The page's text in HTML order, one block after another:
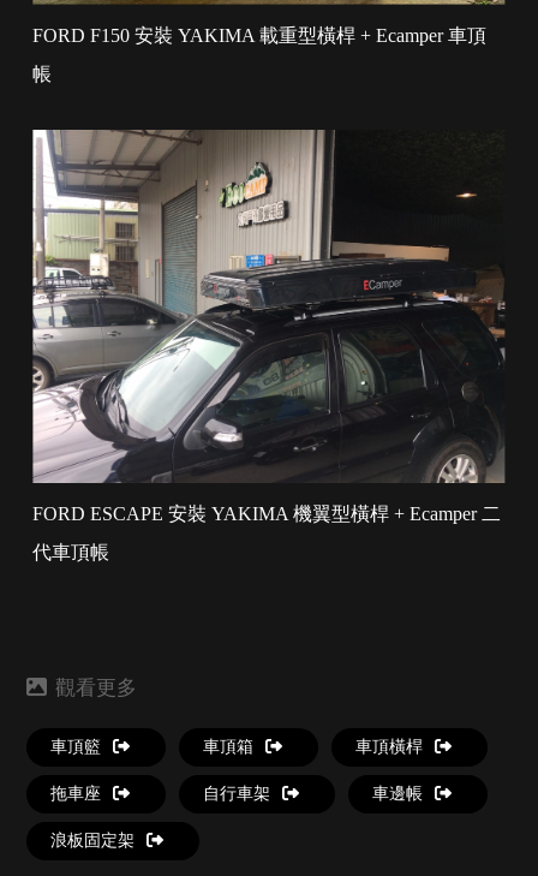
FORD F150 安裝 YAKIMA 載重型橫桿 + Ecamper 車頂
帳
FORD ESCAPE 安裝 YAKIMA 機翼型橫桿 + Ecamper 二
代車頂帳
車頂籃 車頂箱 車頂橫桿
拖車座 自行車架 車邊帳
浪板固定架